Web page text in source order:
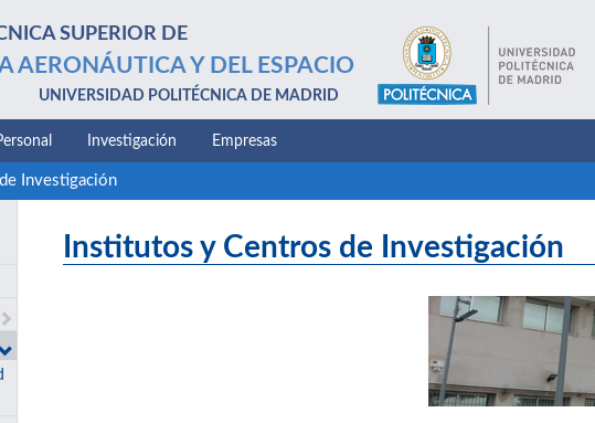
SUPERIOR DE
AERONÁUTICA Y DEL ESPACIO
UNIVERSIDAD POLITÉCNICA DE MADRID
Investigación Empresas
Investigación
Institutos y Centros de Investigación